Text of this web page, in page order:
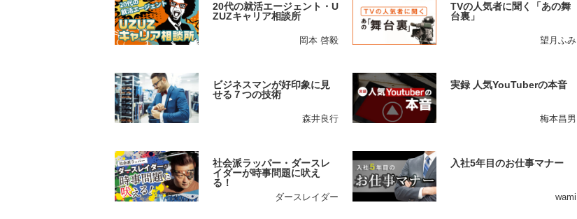
20代の就活エージェント・U
ZUZキャリア相談所
岡本 啓毅
TVの人気者に聞く「あの舞
台裏」
望月ふみ
ビジネスマンが好印象に見
せる７つの技術
森井良行
実録 人気YouTuberの本音
梅本昌男
社会派ラッパー・ダースレ
イダーが時事問題に吠え
る！
ダースレイダー
入社5年目のお仕事マナー
wami